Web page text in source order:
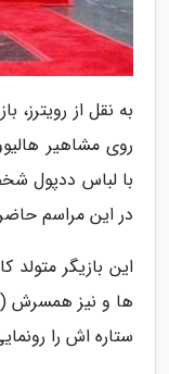
به نقل از رویترز،
روی مشاهیر
با لباس ددپول
در این مراسم
این بازیگر متولد
ها و نیز همسرش
ستاره اش را